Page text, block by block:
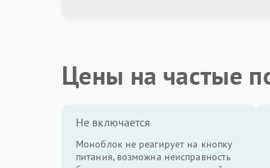
Цены на частые
Не включается
Моноблок не реагирует на кнопку
питания, возможна неисправность